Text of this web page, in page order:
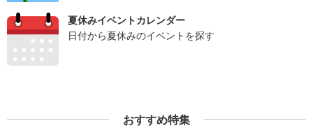
夏休みイベントカレンダー
日付から夏休みのイベントを探す
おすすめ特集